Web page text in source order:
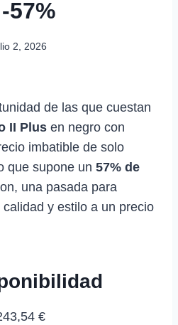
57%
2, 2026
de las que cuestan
II Plus en negro con
imbatible de solo
que supone un 57% de
una pasada para
y estilo a un precio
€